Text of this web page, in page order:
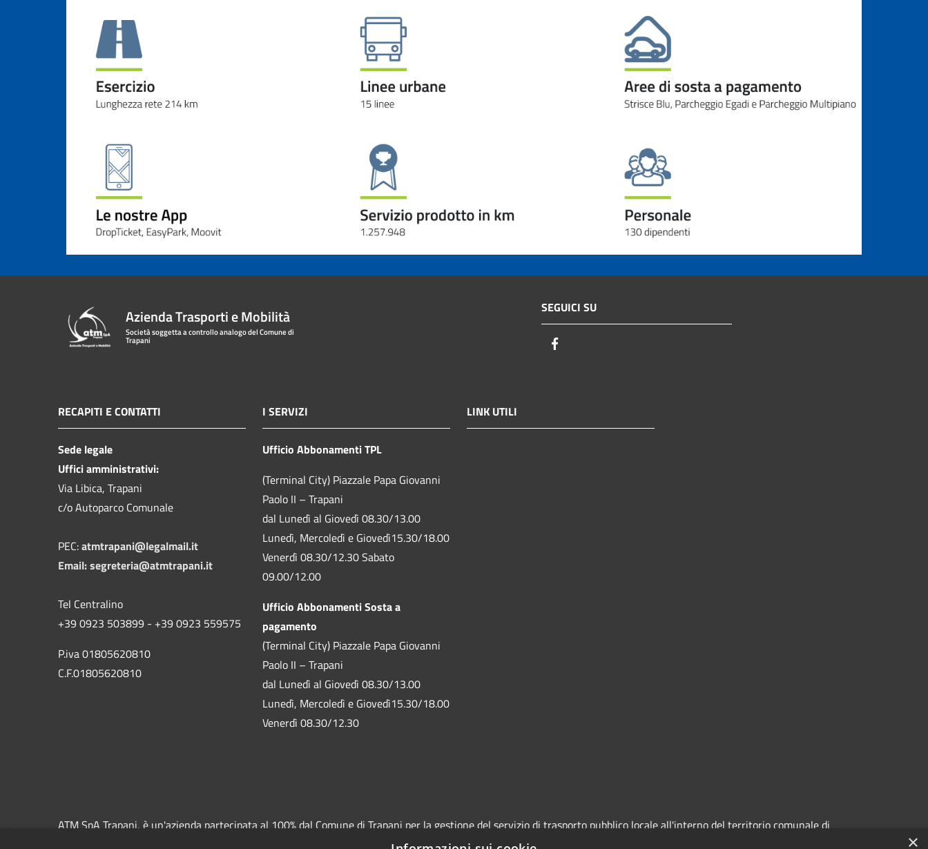
Azienda Trasporti e Mobilità
Società soggetta a controllo analogo del Comune di
Trapani
SEGUICI SU
RECAPITI E CONTATTI
Sede legale
Uffici amministrativi:
Via Libica, Trapani
c/o Autoparco Comunale
PEC:atmtrapani@legalmail.it
Email:segreteria@atmtrapani.it
Tel Centralino
+39 0923 503899 - +39 0923 559575
P.iva 01805620810
C.F.01805620810
I SERVIZI
Ufficio Abbonamenti TPL
(Terminal City) Piazzale Papa Giovanni
Paolo II – Trapani
dal Lunedì al Giovedì 08.30/13.00
Lunedì, Mercoledì e Giovedì15.30/18.00
Venerdì 08.30/12.30 Sabato
09.00/12.00
Ufficio Abbonamenti Sosta a
pagamento
(Terminal City) Piazzale Papa Giovanni
Paolo II – Trapani
dal Lunedì al Giovedì 08.30/13.00
Lunedì, Mercoledì e Giovedì15.30/18.00
Venerdì 08.30/12.30
LINK UTILI
ATM SpA Trapani, è un'azienda partecipata al 100% dal Comune di Trapani per la gestione del servizio di trasporto pubblico locale all'interno del territorio comunale di
Trapani e di Erice-Casa Santa. ATM, inoltre, gestisce in affidamento "In House" per conto del socio Comune di Trapani le aree di sosta a pagamento (Strisce blu e parcheggi)
×